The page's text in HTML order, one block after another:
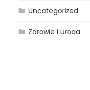
Uncategorized
Zdrowie i uroda